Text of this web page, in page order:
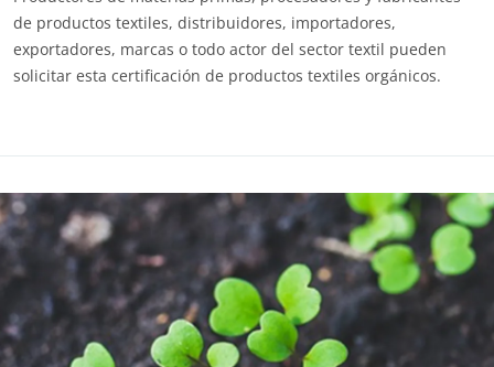
de productos textiles, distribuidores, importadores,
exportadores, marcas o todo actor del sector textil pueden
solicitar esta certificación de productos textiles orgánicos.
Enlaces útiles
Estándar GOTS